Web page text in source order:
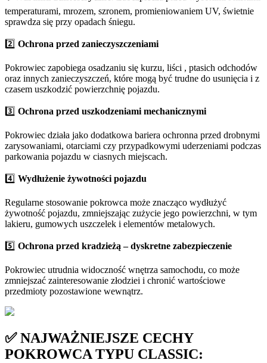
temperaturami, mrozem, szronem, promieniowaniem UV, świetnie
sprawdza się przy opadach śniegu.
2️⃣ Ochrona przed zanieczyszczeniami️
Pokrowiec zapobiega osadzaniu się kurzu, liści , ptasich odchodów
oraz innych zanieczyszczeń, które mogą być trudne do usunięcia i z
czasem uszkodzić powierzchnię pojazdu.
3️⃣ Ochrona przed uszkodzeniami mechanicznymi
Pokrowiec działa jako dodatkowa bariera ochronna przed drobnymi
zarysowaniami, otarciami czy przypadkowymi uderzeniami podczas
parkowania pojazdu w ciasnych miejscach.
4️⃣ Wydłużenie żywotności pojazdu
Regularne stosowanie pokrowca może znacząco wydłużyć
żywotność pojazdu, zmniejszając zużycie jego powierzchni, w tym
lakieru, gumowych uszczelek i elementów metalowych.
5️⃣ Ochrona przed kradzieżą – dyskretne zabezpieczenie
Pokrowiec utrudnia widoczność wnętrza samochodu, co może
zmniejszać zainteresowanie złodziei i chronić wartościowe
przedmioty pozostawione wewnątrz.
✅ NAJWAŻNIEJSZE CECHY
POKROWCA TYPU CLASSIC: